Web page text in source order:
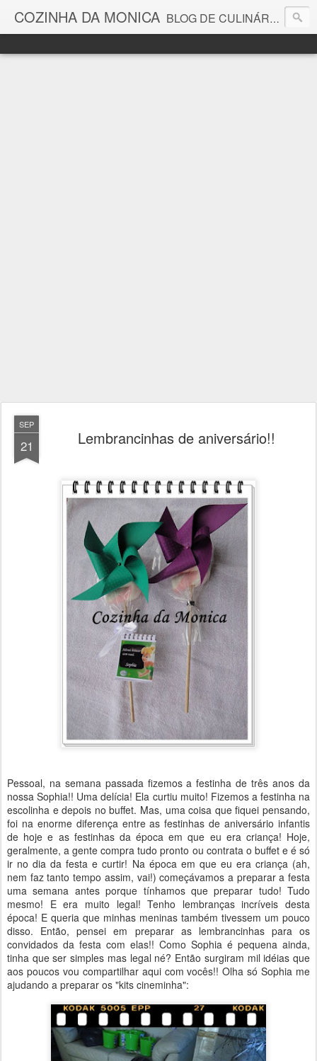
COZINHA DA MONICA BLOG DE CULINÁRIA E GASTRONOMIA COM RECEITAS, DICAS, CURIOSIDADES GASTRONÔMICAS E MUITO MAIS.
SEP
21 Lembrancinhas de aniversário!!
Pessoal, na semana passada fizemos a festinha de três anos da
nossa Sophia!! Uma delícia! Ela curtiu muito! Fizemos a festinha na
escolinha e depois no buffet. Mas, uma coisa que fiquei pensando,
foi na enorme diferença entre as festinhas de aniversário infantis
de hoje e as festinhas da época em que eu era criança! Hoje,
geralmente, a gente compra tudo pronto ou contrata o buffet e é só
ir no dia da festa e curtir! Na época em que eu era criança (ah,
nem faz tanto tempo assim, vai!) começávamos a preparar a festa
uma semana antes porque tínhamos que preparar tudo! Tudo
mesmo! E era muito legal! Tenho lembranças incríveis desta
época! E queria que minhas meninas também tivessem um pouco
disso. Então, pensei em preparar as lembrancinhas para os
convidados da festa com elas!! Como Sophia é pequena ainda,
tinha que ser simples mas legal né? Então surgiram mil idéias que
aos poucos vou compartilhar aqui com vocês!! Olha só Sophia me
ajudando a preparar os "kits cineminha":